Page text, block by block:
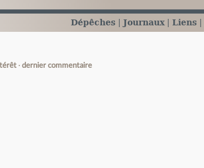
Dépêches Journaux Liens
dernier commentaire